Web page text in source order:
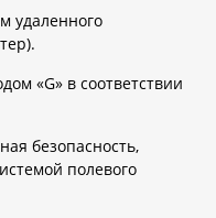
удаленного
«G» в соответствии
безопасность,
полевого